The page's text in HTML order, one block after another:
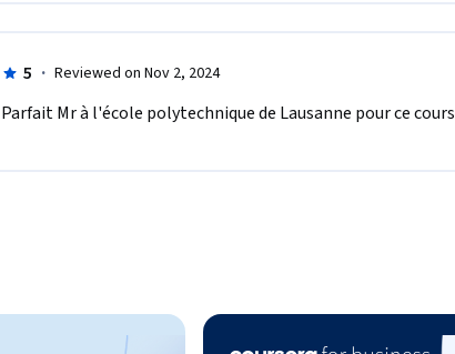
5 · Reviewed on Nov 2, 2024
Parfait Mr à l'école polytechnique de Lausanne pour ce cours